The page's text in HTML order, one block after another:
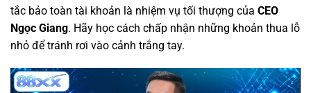
tắc bảo toàn tài khoản là nhiệm vụ tối thượng của CEO
Ngọc Giang. Hãy học cách chấp nhận những khoản thua lỗ
nhỏ để tránh rơi vào cảnh trắng tay.